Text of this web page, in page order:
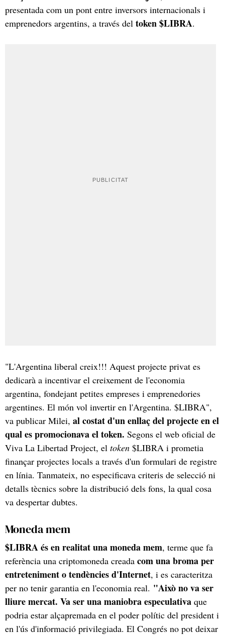
presentada com un pont entre inversors internacionals i
emprenedors argentins, a través del token $LIBRA.
"L'Argentina liberal creix!!! Aquest projecte privat es
dedicarà a incentivar el creixement de l'economia
argentina, fondejant petites empreses i emprenedories
argentines. El món vol invertir en l'Argentina. $LIBRA",
va publicar Milei, al costat d'un enllaç del projecte en el
qual es promocionava el token. Segons el web oficial de
Viva La Libertad Project, el token $LIBRA i prometia
finançar projectes locals a través d'un formulari de registre
en línia. Tanmateix, no especificava criteris de selecció ni
detalls tècnics sobre la distribució dels fons, la qual cosa
va despertar dubtes.
Moneda mem
$LIBRA és en realitat una moneda mem, terme que fa
referència una criptomoneda creada com una broma per
entreteniment o tendències d'Internet, i es caracteritza
per no tenir garantia en l'economia real. "Això no va ser
lliure mercat. Va ser una maniobra especulativa que
podria estar alçapremada en el poder polític del president i
en l'ús d'informació privilegiada. El Congrés no pot deixar